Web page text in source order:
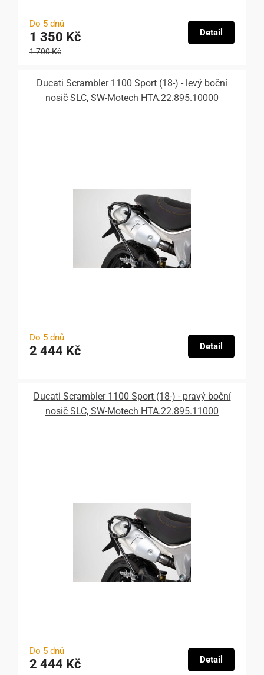
Do 5 dnů
1 350 Kč
1 700 Kč
Detail
Ducati Scrambler 1100 Sport (18-) - levý boční
nosič SLC, SW-Motech HTA.22.895.10000
Do 5 dnů
2 444 Kč Detail
Ducati Scrambler 1100 Sport (18-) - pravý boční
nosič SLC, SW-Motech HTA.22.895.11000
Do 5 dnů
2 444 Kč Detail